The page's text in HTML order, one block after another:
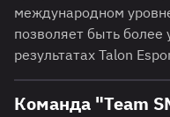
международном
позволяет быть
результатах Talon
Команда "Team